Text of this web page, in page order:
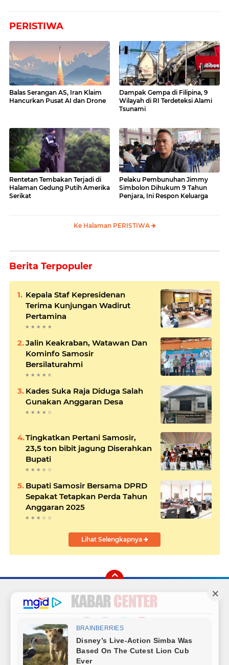
PERISTIWA
Balas Serangan AS, Iran Klaim
Hancurkan Pusat AI dan Drone
Dampak Gempa di Filipina, 9
Wilayah di RI Terdeteksi Alami
Tsunami
Rentetan Tembakan Terjadi di
Halaman Gedung Putih Amerika
Serikat
Pelaku Pembunuhan Jimmy
Simbolon Dihukum 9 Tahun
Penjara, Ini Respon Keluarga
Ke Halaman PERISTIWA
Berita Terpopuler
Kepala Staf Kepresidenan
Terima Kunjungan Wadirut
Pertamina
Jalin Keakraban, Watawan Dan
Kominfo Samosir
Bersilaturahmi
Kades Suka Raja Diduga Salah
Gunakan Anggaran Desa
Tingkatkan Pertani Samosir,
23,5 ton bibit jagung Diserahkan
Bupati
Bupati Samosir Bersama DPRD
Sepakat Tetapkan Perda Tahun
Anggaran 2025
Lihat Selengkapnya
FacebookInstagram
TwitterYouTube
Redaksi Sitemap Hubungi Kami Radio
Copyright ©